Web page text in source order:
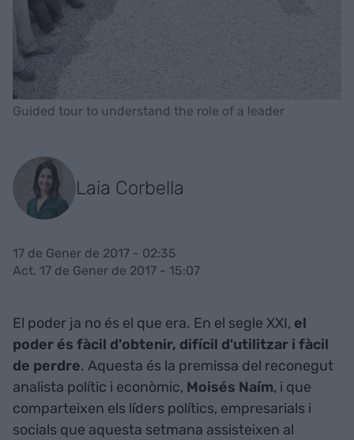
Guided tour to understand the role of a leader
Laia Corbella
17 de Gener de 2017 - 02:35
Act. 17 de Gener de 2017 - 15:07
El poder ja no és el que era. En el segle XXI, el
poder és fàcil d'obtenir, difícil d'utilitzar i fàcil
de perdre. Aquesta és la premissa del reconegut
analista polític i econòmic, Moisés Naím, i que
comparteixen els líders polítics, empresarials i
socials que aquesta setmana assisteixen al